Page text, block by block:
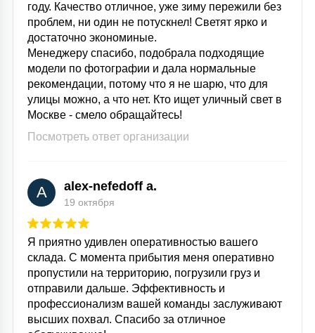
году. Качество отличное, уже зиму пережили без
проблем, ни один не потускнел! Светят ярко и
достаточно экономиные.
Менеджеру спасибо, подобрала подходящие
модели по фотографии и дала нормальные
рекомендации, потому что я не шарю, что для
улицы можно, а что нет. Кто ищет уличный свет в
Москве - смело обращайтесь!
Посмотреть ответ организации
A alex-nefedoff a.
19 октября
Я приятно удивлен оперативностью вашего
склада. С момента прибытия меня оперативно
пропустили на территорию, погрузили груз и
отправили дальше. Эффективность и
профессионализм вашей команды заслуживают
высших похвал. Спасибо за отличное